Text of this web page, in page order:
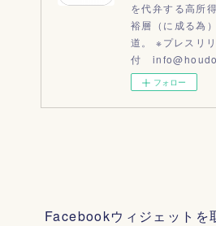
を代弁する高所
裕層（に成る為
道。 ※プレスリ
付
フォロー
Facebookウィジェットを